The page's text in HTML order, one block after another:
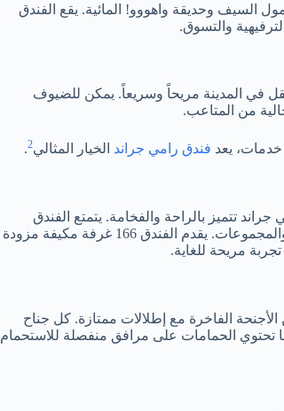
السيف وحديقة واهووو! المائية. يقع الفندق
والتسوق.
في المدينة مريحاً وسريعاً. يمكن للضيوف
من المتاعب.
يعد فندق رامي جراند الخيار المثالي2
.
تتميز بالراحة والفخامة. يتمتع الفندق
بمجموعات متنوعة من الغرف والأجنحة الفاخرة التي تُناسب احتياجات العائلات والمجموعات. يقدم الفندق 166 غرفة مكيفة مزودة
الفاخرة مع إطلالات ممتازة. كل جناح
تحتوي الحمامات على مرافق منفصلة للاستحمام